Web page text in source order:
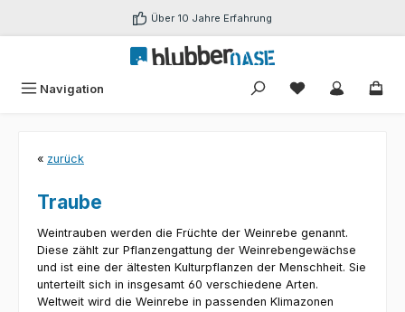
Zum Hauptinhalt springen Über 10 Jahre Erfahrung
Navigation Du hast 0
« zurück
Traube
Weintrauben werden die Früchte der Weinrebe genannt.
Diese zählt zur Pflanzengattung der Weinrebengewächse
und ist eine der ältesten Kulturpflanzen der Menschheit. Sie
unterteilt sich in insgesamt 60 verschiedene Arten.
Weltweit wird die Weinrebe in passenden Klimazonen